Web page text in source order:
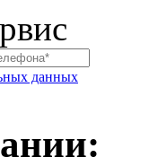
данных